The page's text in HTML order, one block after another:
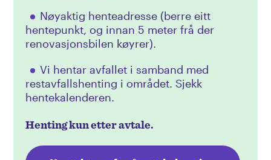
Nøyaktig henteadresse (berre eitt
hentepunkt, og innan 5 meter frå der
renovasjonsbilen køyrer).
Vi hentar avfallet i samband med
restavfallshenting i området. Sjekk
hentekalenderen.
Henting kun etter avtale.